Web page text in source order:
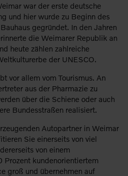
war der erste deutsche
und hier wurde zu Beginn des
gegründet. In den Jahren
die Weimarer Republik an
heute zählen zahlreiche
der UNESCO.
vor allem vom Tourismus. An
aus der Pharmazie zu
über die Schiene oder auch
Bundesstraßen realisiert.
Autopartner in Weimar
Sie einerseits von viel
von einem
Prozent kundenorientiertem
groß und übernehmen auf